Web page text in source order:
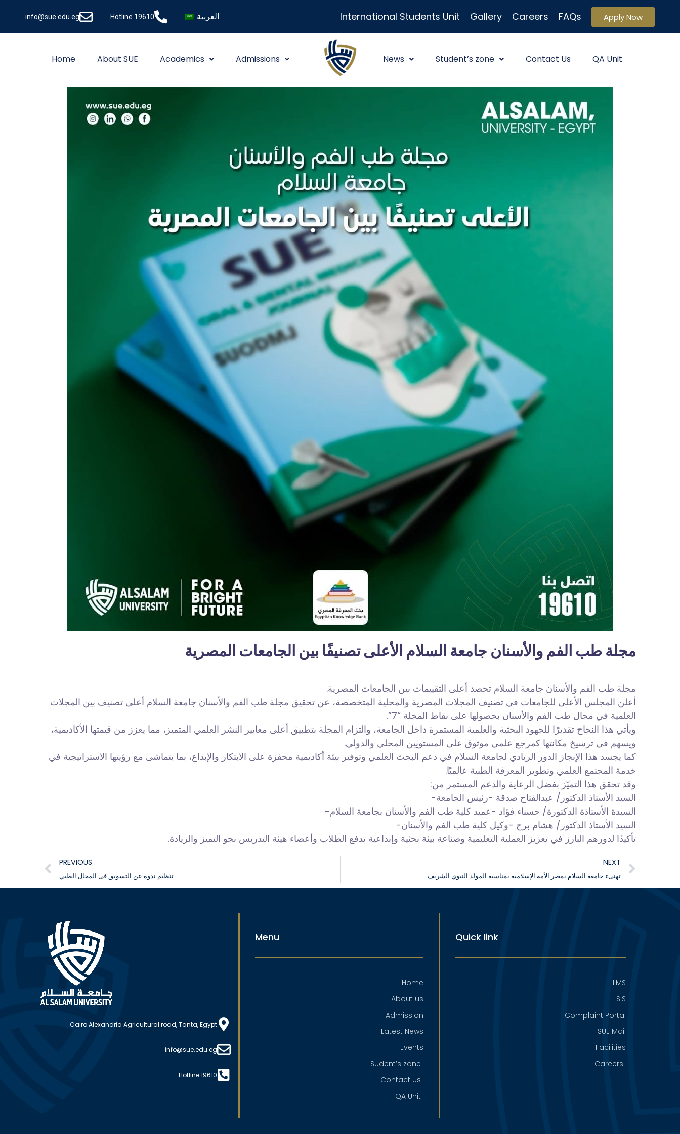
info@sue.edu.eg Hotline 19610 العربية International Students Unit Gallery Careers FAQs Apply Now
Home About SUE Academics Admissions News Student’s zone Contact Us QA Unit
مجلة طب الفم والأسنان جامعة السلام الأعلى تصنيفًا بين الجامعات المصرية
مجلة طب الفم والأسنان جامعة السلام تحصد أعلى التقييمات بين الجامعات المصرية.
أعلن المجلس الأعلى للجامعات في تصنيف المجلات المصرية والمحلية المتخصصة، عن تحقيق مجلة طب الفم والأسنان جامعة السلام أعلى تصنيف بين المجلات
العلمية في مجال طب الفم والأسنان بحصولها على نقاط المجلة “7”.
ويأتي هذا النجاح تقديرًا للجهود البحثية والعلمية المستمرة داخل الجامعة، والتزام المجلة بتطبيق أعلى معايير النشر العلمي المتميز، مما يعزز من قيمتها الأكاديمية،
ويسهم في ترسيخ مكانتها كمرجع علمي موثوق على المستويين المحلي والدولي.
كما يجسد هذا الإنجاز الدور الريادي لجامعة السلام في دعم البحث العلمي وتوفير بيئة أكاديمية محفزة على الابتكار والإبداع، بما يتماشى مع رؤيتها الاستراتيجية في
خدمة المجتمع العلمي وتطوير المعرفة الطبية عالميًا.
وقد تحقق هذا التميّز بفضل الرعاية والدعم المستمر من:
السيد الأستاذ الدكتور/ عبدالفتاح صدقة -رئيس الجامعة-
السيدة الأستاذة الدكتورة/ حسناء فؤاد -عميد كلية طب الفم والأسنان بجامعة السلام-
السيد الأستاذ الدكتور/ هشام برج -وكيل كلية طب الفم والأسنان-
تأكيدًا لدورهم البارز في تعزيز العملية التعليمية وصناعة بيئة بحثية وإبداعية تدفع الطلاب وأعضاء هيئة التدريس نحو التميز والريادة.
PREVIOUS
تنظيم ندوة عن التسويق فى المجال الطبي
NEXT
تهنىء جامعة السلام بمصر الأمة الإسلامية بمناسبة المولد النبوي الشريف
Cairo Alexandria Agricultural road, Tanta, Egypt
info@sue.edu.eg
Hotline 19610
Menu
Home
About us
Admission
Latest News
Events
Sudent’s zone
Contact Us
QA Unit
Quick link
LMS
SIS
Complaint Portal
SUE Mail
Facilities
Careers